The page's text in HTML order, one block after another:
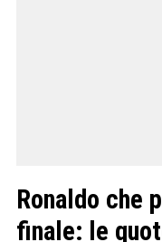
Ronaldo che
finale: le